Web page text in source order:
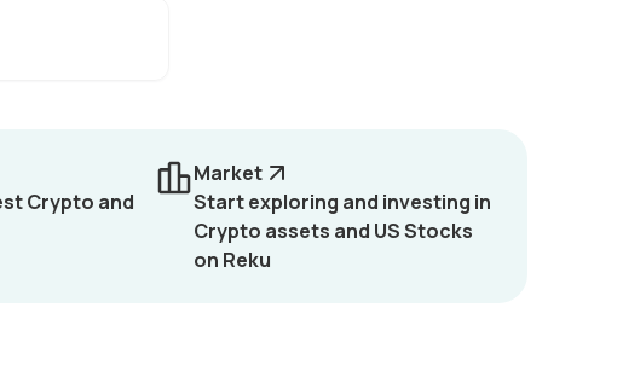
Crypto and
Market
Start exploring and investing in
Crypto assets and US Stocks
on Reku